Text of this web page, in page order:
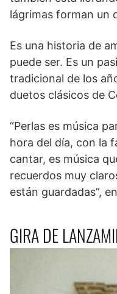
lágrimas forman un
Es una historia de
puede ser. Es un
tradicional de los
duetos clásicos de
“Perlas es música
hora del día, con la
cantar, es música
recuerdos muy
están guardadas”,
GIRA DE